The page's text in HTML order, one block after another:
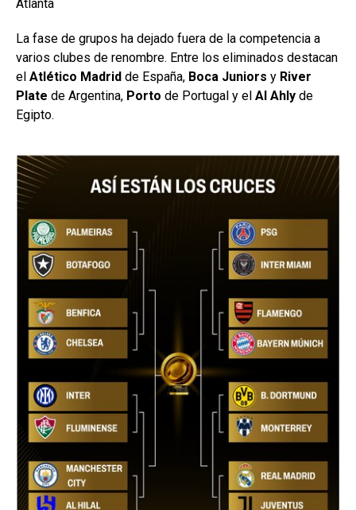
Atlanta
La fase de grupos ha dejado fuera de la competencia a
varios clubes de renombre. Entre los eliminados destacan
el Atlético Madrid de España, Boca Juniors y River
Plate de Argentina, Porto de Portugal y el Al Ahly de
Egipto.